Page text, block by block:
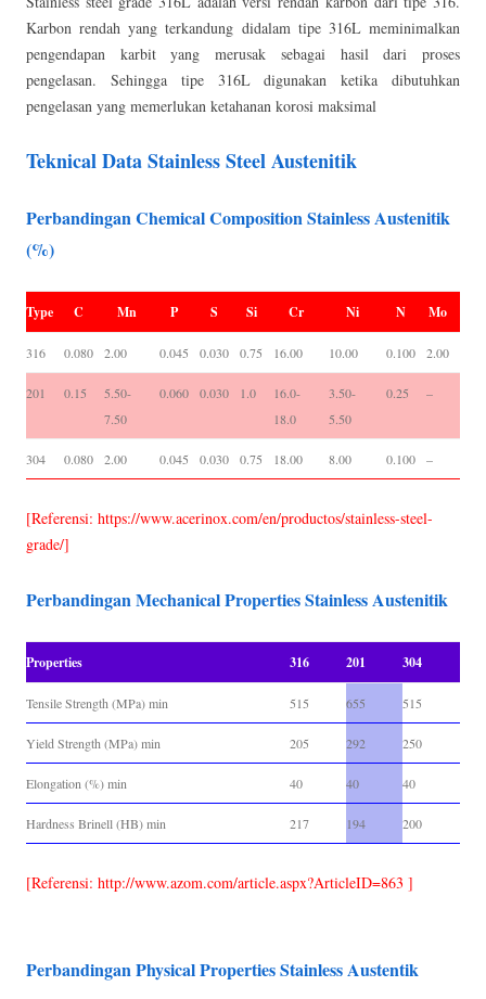
Karbon rendah yang terkandung didalam tipe 316L meminimalkan
pengendapan karbit yang merusak sebagai hasil dari proses
pengelasan. Sehingga tipe 316L digunakan ketika dibutuhkan
pengelasan yang memerlukan ketahanan korosi maksimal
Teknical Data Stainless Steel Austenitik
Perbandingan Chemical Composition Stainless Austenitik
(%)
Type C Mn P S Si Cr Ni N Mo
316 0.080 2.00 0.045 0.030 0.75 16.00 10.00 0.100 2.00
201 0.15
5.50-
7.50
0.060 0.030 1.0
16.0-
18.0
3.50-
5.50
0.25 –
304 0.080 2.00 0.045 0.030 0.75 18.00 8.00 0.100 –
[Referensi: https://www.acerinox.com/en/productos/stainless-steel-
grade/]
Perbandingan Mechanical Properties Stainless Austenitik
Properties 316 201 304
Tensile Strength (MPa) min 515 655 515
Yield Strength (MPa) min 205 292 250
Elongation (%) min 40 40 40
Hardness Brinell (HB) min 217 194 200
[Referensi: http://www.azom.com/article.aspx?ArticleID=863 ]
Perbandingan Physical Properties Stainless Austentik